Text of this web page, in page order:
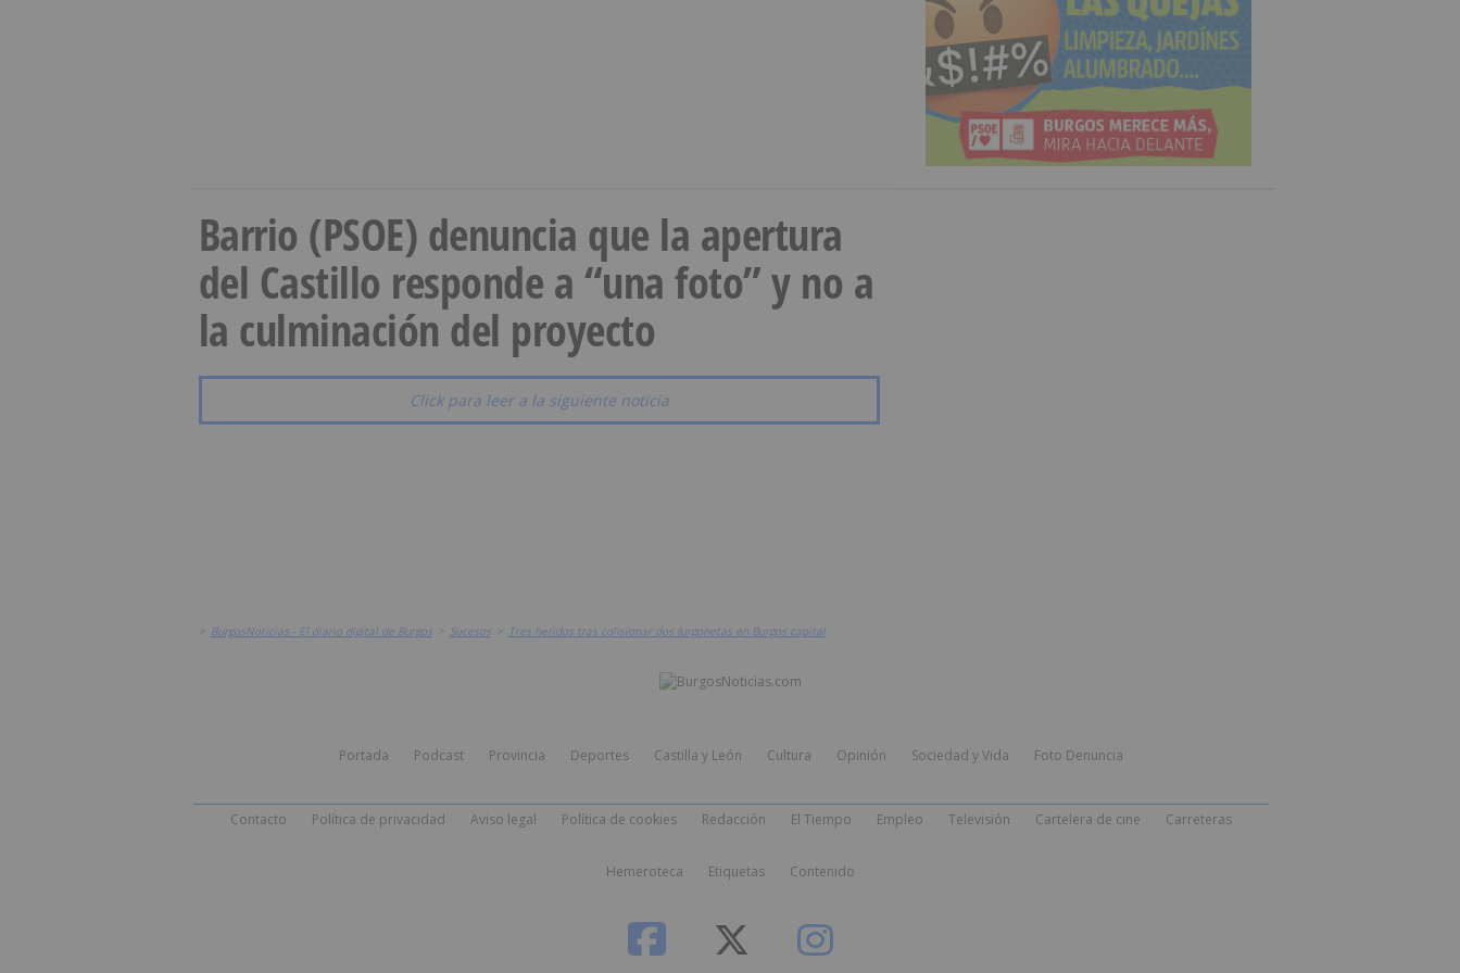
Barrio (PSOE) denuncia que la apertura
del Castillo responde a “una foto” y no a
la culminación del proyecto
Click para leer a la siguiente noticia
> BurgosNoticias - El diario digital de Burgos > Sucesos > Tres heridos tras colisionar dos furgonetas en Burgos capital
Portada Podcast Provincia Deportes Castilla y León Cultura Opinión Sociedad y Vida Foto Denuncia
Contacto Política de privacidad Aviso legal Política de cookies Redacción El Tiempo Empleo Televisión Cartelera de cine Carreteras
Hemeroteca Etiquetas Contenido